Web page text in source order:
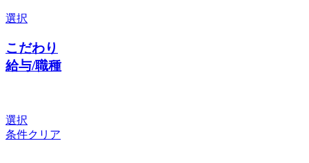
選択
こだわり
給与/職種
選択
条件クリア